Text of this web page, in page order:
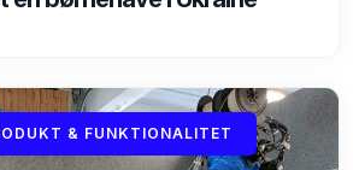
& FUNKTIONALITET